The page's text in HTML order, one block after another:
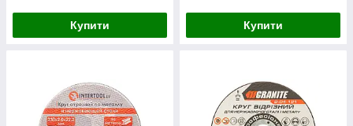
Купити Купити